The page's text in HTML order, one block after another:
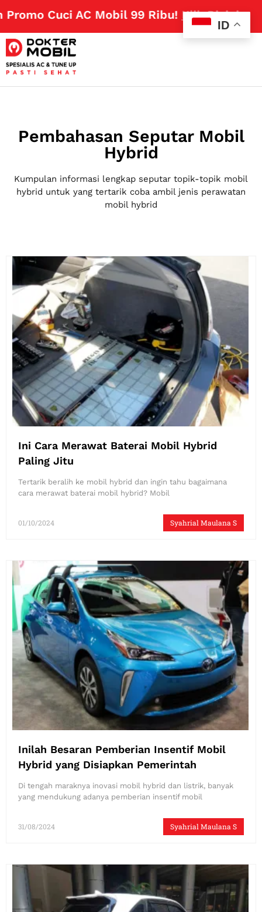
Cuci AC Mobil 99 Ribu!Klik Disini
Pembahasan Seputar Mobil
Hybrid
Kumpulan informasi lengkap seputar topik-topik mobil
hybrid untuk yang tertarik coba ambil jenis perawatan
mobil hybrid
Ini Cara Merawat Baterai Mobil Hybrid
Paling Jitu
Syahrial Maulana S
01/10/2024
Tertarik beralih ke mobil hybrid dan ingin tahu bagaimana
cara merawat baterai mobil hybrid? Mobil
Inilah Besaran Pemberian Insentif Mobil
Hybrid yang Disiapkan Pemerintah
Syahrial Maulana S
31/08/2024
Di tengah maraknya inovasi mobil hybrid dan listrik, banyak
yang mendukung adanya pemberian insentif mobil
ID